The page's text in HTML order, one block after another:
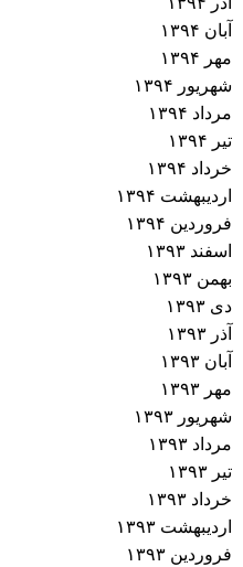
آبان ۱۳۹۴
مهر ۱۳۹۴
شهریور ۱۳۹۴
مرداد ۱۳۹۴
تیر ۱۳۹۴
خرداد ۱۳۹۴
اردیبهشت ۱۳۹۴
فروردین ۱۳۹۴
اسفند ۱۳۹۳
بهمن ۱۳۹۳
دی ۱۳۹۳
آذر ۱۳۹۳
آبان ۱۳۹۳
مهر ۱۳۹۳
شهریور ۱۳۹۳
مرداد ۱۳۹۳
تیر ۱۳۹۳
خرداد ۱۳۹۳
اردیبهشت ۱۳۹۳
فروردین ۱۳۹۳